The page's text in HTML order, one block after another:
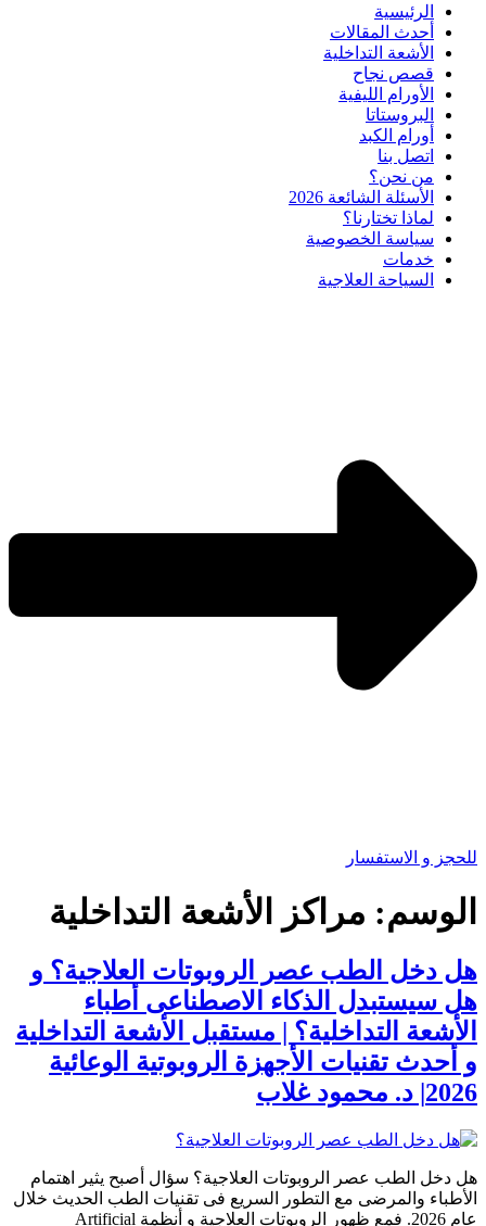
الرئيسية
أحدث المقالات
الأشعة التداخلية
قصص نجاح
الأورام الليفية
البروستاتا
أورام الكبد
اتصل بنا
من نحن؟
الأسئلة الشائعة 2026
لماذا تختارنا؟
سياسة الخصوصية
خدمات
السياحة العلاجية
للحجز و الاستفسار
الوسم: مراكز الأشعة التداخلية
هل دخل الطب عصر الروبوتات العلاجية؟ و
هل سيستبدل الذكاء الاصطناعى أطباء
الأشعة التداخلية؟ | مستقبل الأشعة التداخلية
و أحدث تقنيات الأجهزة الروبوتية الوعائية
2026| د. محمود غلاب
هل دخل الطب عصر الروبوتات العلاجية؟ سؤال أصبح يثير اهتمام
الأطباء والمرضى مع التطور السريع فى تقنيات الطب الحديث خلال
عام 2026. فمع ظهور الروبوتات العلاجية و أنظمة Artificial